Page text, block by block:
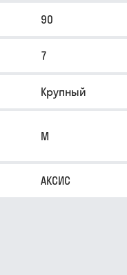
90
7
Крупный
M
АКСИС